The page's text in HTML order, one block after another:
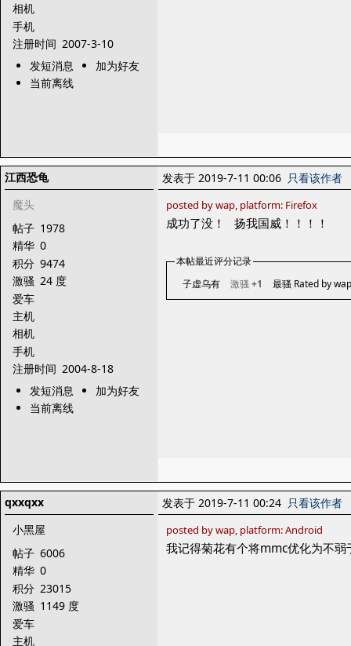
相机
手机
注册时间 2007-3-10
发短消息
加为好友
当前离线
江西恐龟
魔头
帖子 1978
精华 0
积分 9474
激骚 24 度
爱车
主机
相机
手机
注册时间 2004-8-18
发短消息
加为好友
当前离线
发表于 2019-7-11 00:06 只看该作者
posted by wap, platform: Firefox
成功了没！ 扬我国威！！！！
本帖最近评分记录
子虚乌有
激骚 +1 最骚 Rated by wap
qxxqxx
小黑屋
帖子 6006
精华 0
积分 23015
激骚 1149 度
爱车
主机
发表于 2019-7-11 00:24 只看该作者
posted by wap, platform: Android
我记得菊花有个将mmc优化为不